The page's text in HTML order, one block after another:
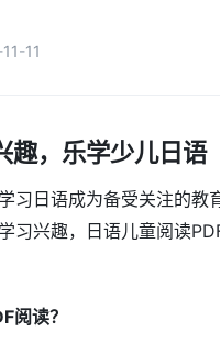
11
趣，乐学少儿日语
习日语成为备受关注的教
习兴趣，日语儿童阅读
阅读？